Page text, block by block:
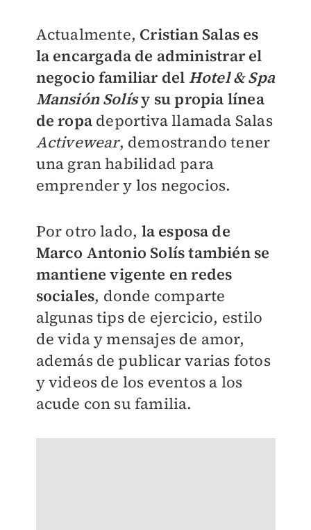
Actualmente, Cristian Salas es
la encargada de administrar el
negocio familiar del Hotel & Spa
Mansión Solísy su propia línea
de ropadeportiva llamada Salas
Activewear, demostrando tener
una gran habilidad para
emprender y los negocios.
Por otro lado, la esposa de
Marco Antonio Solís también se
mantiene vigente en redes
sociales, donde comparte
algunas tips de ejercicio, estilo
de vida y mensajes de amor,
además de publicar varias fotos
y videos de los eventos a los
acude con su familia.